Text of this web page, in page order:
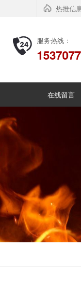
热推信
服务热线：
在线留言